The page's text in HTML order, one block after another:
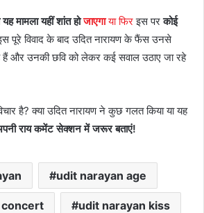
यह मामला यहीं शांत होजाएगाया फिरइस परकोई
पूरे विवाद के बाद उदित नारायण के फैंस उनसे
और उनकी छवि को लेकर कई सवाल उठाए जा रहे
है? क्या उदित नारायण ने कुछ गलत किया या यह
राय कमेंट सेक्शन में जरूर बताएं!
udit narayan age
udit narayan kiss